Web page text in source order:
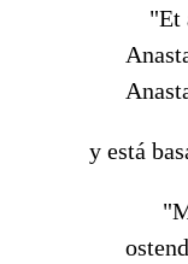
"Et
y está